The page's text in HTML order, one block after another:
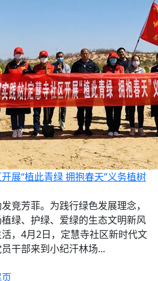
展“植此青绿 拥抱春天”义务植树
竞芳菲。为践行绿色发展理念，
绿、护绿、爱绿的生态文明新风
，4月2日，定慧寺社区新时代文
干部来到小纪汗林场...